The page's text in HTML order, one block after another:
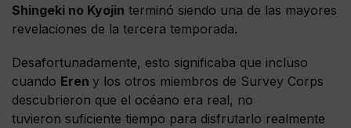
Shingeki no Kyojin terminó siendo una de las mayores
revelaciones de la tercera temporada.
Desafortunadamente, esto significaba que incluso
cuando Eren y los otros miembros de Survey Corps
descubrieron que el océano era real, no
tuvieron suficiente tiempo para disfrutarlo realmente